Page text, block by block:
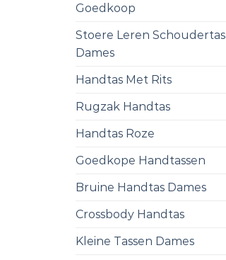
Goedkoop
Stoere Leren Schoudertas
Dames
Handtas Met Rits
Rugzak Handtas
Handtas Roze
Goedkope Handtassen
Bruine Handtas Dames
Crossbody Handtas
Kleine Tassen Dames